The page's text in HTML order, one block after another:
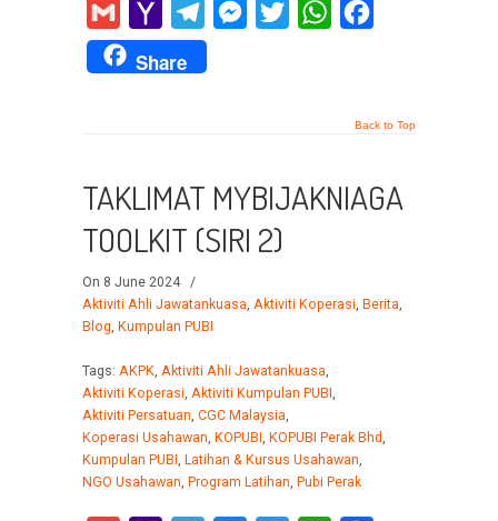
Gmail
Yahoo
Mail
TelegramMessenger
Twitter WhatsApp
Share
Back to Top
TAKLIMAT MYBIJAKNIAGA
TOOLKIT (SIRI 2)
On 8 June 2024 /
Aktiviti Ahli Jawatankuasa, Aktiviti Koperasi, Berita,
Blog, Kumpulan PUBI
Tags: AKPK, Aktiviti Ahli Jawatankuasa,
Aktiviti Koperasi, Aktiviti Kumpulan PUBI ,
Aktiviti Persatuan, CGC Malaysia,
Koperasi Usahawan, KOPUBI , KOPUBI Perak Bhd,
Kumpulan PUBI , Latihan & Kursus Usahawan,
NGO Usahawan, Program Latihan, Pubi Perak